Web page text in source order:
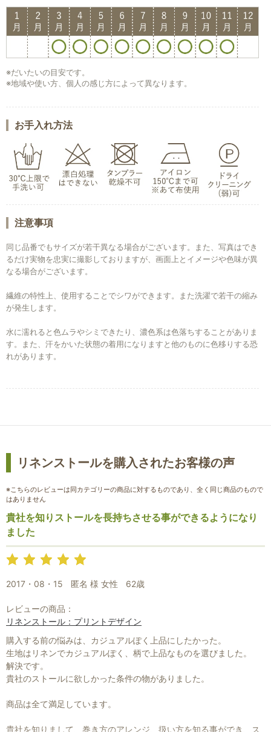
お買い物を続ける
※だいたいの目安です。
※地域や使い方、個人の感じ方によって異なります。
お手入れ方法
注意事項
同じ品番でもサイズが若干異なる場合がございます。また、写真はでき
るだけ実物を忠実に撮影しておりますが、画面上とイメージや色味が異
なる場合がございます。
繊維の特性上、使用することでシワができます。また洗濯で若干の縮み
が発生します。
水に濡れると色ムラやシミできたり、濃色系は色落ちすることがありま
す。また、汗をかいた状態の着用になりますと他のものに色移りする恐
れがあります。
リネンストールを購入されたお客様の声
※こちらのレビューは同カテゴリーの商品に対するものであり、全く同じ商品のもので
はありません
貴社を知りストールを長持ちさせる事ができるようになり
ました
2017・08・15 匿名 様 女性 62歳
レビューの商品：
リネンストール：プリントデザイン
購入する前の悩みは、カジュアルぽく上品にしたかった。
生地はリネンでカジュアルぽく、柄で上品なものを選びました。
解決です。
貴社のストールに欲しかった条件の物がありました。
商品は全て満足しています。
貴社を知りまして、巻き方のアレンジ、扱い方を知る事ができ、ス